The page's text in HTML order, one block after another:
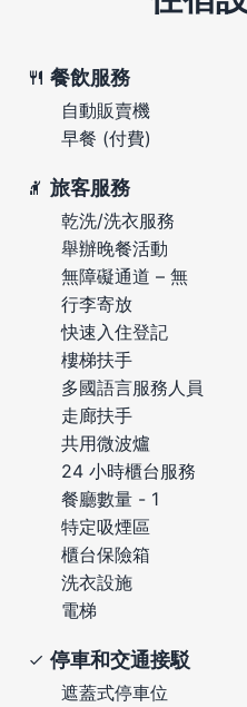
餐飲服務
自動販賣機
早餐 (付費)
旅客服務
乾洗/洗衣服務
舉辦晚餐活動
無障礙通道 – 無
行李寄放
快速入住登記
樓梯扶手
多國語言服務人員
走廊扶手
共用微波爐
24 小時櫃台服務
餐廳數量 - 1
特定吸煙區
櫃台保險箱
洗衣設施
電梯
停車和交通接駁
遮蓋式停車位